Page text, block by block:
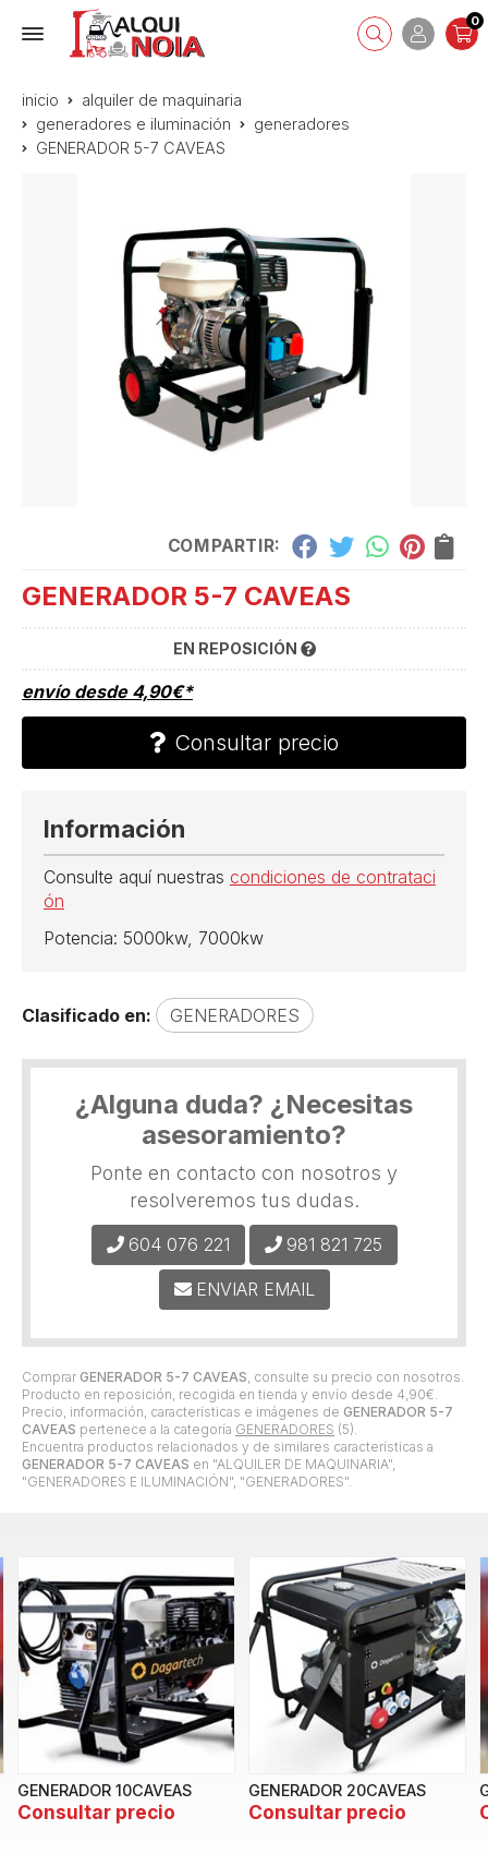
0
inicio
alquiler de maquinaria
generadores e iluminación
generadores
GENERADOR 5-7 CAVEAS
COMPARTIR:
GENERADOR 5-7 CAVEAS
EN REPOSICIÓN
envío desde 4,90€*
Consultar precio
Comprar GENERADOR 5-7 CAVEAS, consulte su precio con nosotros.
Producto en reposición, recogida en tienda y envío desde 4,90€.
Precio, información, características e imágenes de GENERADOR 5-7
CAVEAS pertenece a la categoría GENERADORES (5).
Encuentra productos relacionados y de similares características a
GENERADOR 5-7 CAVEAS en "ALQUILER DE MAQUINARIA",
"GENERADORES E ILUMINACIÓN", "GENERADORES".
Información
Consulte aquí nuestras condiciones de contrataci
ón
Potencia: 5000kw, 7000kw
Clasificado en: GENERADORES
¿Alguna duda? ¿Necesitas
asesoramiento?
Ponte en contacto con nosotros y
resolveremos tus dudas.
604 076 221 981 821 725
ENVIAR EMAIL
GENERADOR 10CAVEAS
Consultar precio
GENERADOR 20CAVEAS
Consultar precio